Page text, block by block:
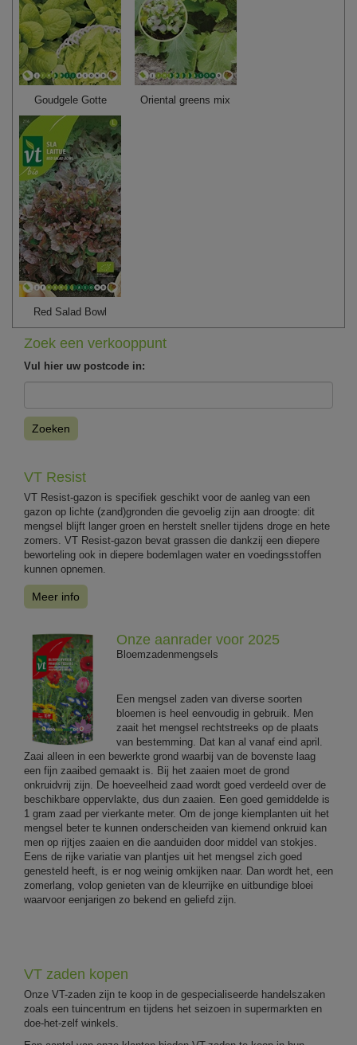
Goudgele Gotte Oriental greens mix
Red Salad Bowl
Zoek een verkooppunt
Vul hier uw postcode in:
Zoeken
VT Resist
VT Resist-gazon is specifiek geschikt voor de aanleg van een
gazon op lichte (zand)gronden die gevoelig zijn aan droogte: dit
mengsel blijft langer groen en herstelt sneller tijdens droge en hete
zomers. VT Resist-gazon bevat grassen die dankzij een diepere
beworteling ook in diepere bodemlagen water en voedingsstoffen
kunnen opnemen.
Meer info
Onze aanrader voor 2025
Bloemzadenmengsels
Een mengsel zaden van diverse soorten
bloemen is heel eenvoudig in gebruik. Men
zaait het mengsel rechtstreeks op de plaats
van bestemming. Dat kan al vanaf eind april.
Zaai alleen in een bewerkte grond waarbij van de bovenste laag
een fijn zaaibed gemaakt is. Bij het zaaien moet de grond
onkruidvrij zijn. De hoeveelheid zaad wordt goed verdeeld over de
beschikbare oppervlakte, dus dun zaaien. Een goed gemiddelde is
1 gram zaad per vierkante meter. Om de jonge kiemplanten uit het
mengsel beter te kunnen onderscheiden van kiemend onkruid kan
men op rijtjes zaaien en die aanduiden door middel van stokjes.
Eens de rijke variatie van plantjes uit het mengsel zich goed
genesteld heeft, is er nog weinig omkijken naar. Dan wordt het, een
zomerlang, volop genieten van de kleurrijke en uitbundige bloei
waarvoor eenjarigen zo bekend en geliefd zijn.
VT zaden kopen
Onze VT-zaden zijn te koop in de gespecialiseerde handelszaken
zoals een tuincentrum en tijdens het seizoen in supermarkten en
doe-het-zelf winkels.